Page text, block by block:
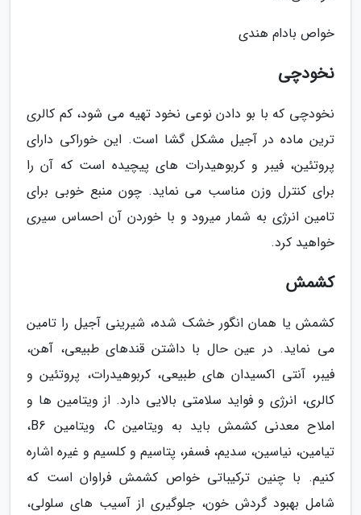
خواص بادام هندی
نخودچی
نخودچی که با بو دادن نوعی نخود تهیه می شود، کم کالری
ترین ماده در آجیل مشکل گشا است. این خوراکی دارای
پروتئین، فیبر و کربوهیدرات های پیچیده است که آن را
برای کنترل وزن مناسب می نماید. چون منبع خوبی برای
تامین انرژی به شمار میرود و با خوردن آن احساس سیری
خواهید کرد.
کشمش
کشمش یا همان انگور خشک شده، شیرینی آجیل را تامین
می نماید. در عین حال با داشتن قندهای طبیعی، آهن،
فیبر، آنتی اکسیدان های طبیعی، کربوهیدرات، پروتئین و
کالری، انرژی و فواید سلامتی بالایی دارد. از ویتامین ها و
املاح معدنی کشمش باید به ویتامین C، ویتامین B6،
تیامین، نیاسین، سدیم، فسفر، پتاسیم و کلسیم و غیره اشاره
کنیم. با چنین ترکیباتی خواص کشمش فراوان است که
شامل بهبود گردش خون، جلوگیری از آسیب های سلولی،